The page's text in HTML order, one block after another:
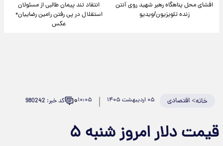
افشای محل پناهگاه‌ رهبر شهید روی آنتن
زنده تلویزیون/ویدیو
انتقاد تند پیمان طالبی از مسئولان
استقلال در پی رفتن رامین رضاییان+
عکس
خانه>اقتصادی ۰۵ اردیبهشت ۱۴۰۵ ۱۰:۰۵۰ کد خبر: 980242
قیمت دلار امروز شنبه ۵